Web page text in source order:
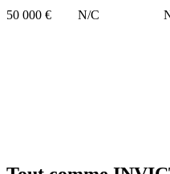
50 000 €
N/C